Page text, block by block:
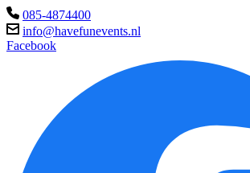
085-4874400
info@havefunevents.nl
Facebook